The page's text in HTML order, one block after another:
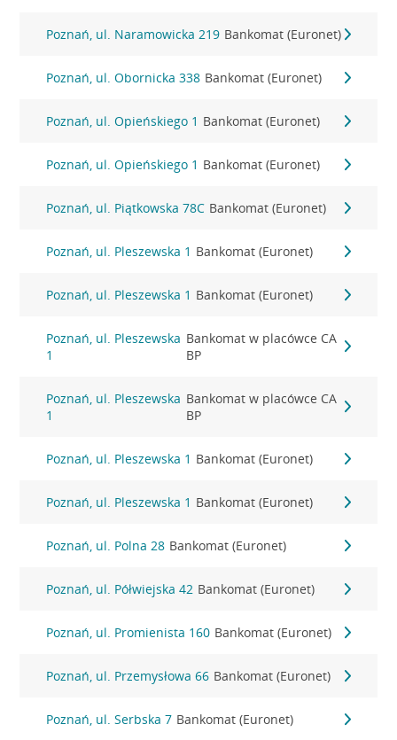
Poznań, ul. Naramowicka 219 Bankomat (Euronet)
Poznań, ul. Obornicka 338 Bankomat (Euronet)
Poznań, ul. Opieńskiego 1 Bankomat (Euronet)
Poznań, ul. Opieńskiego 1 Bankomat (Euronet)
Poznań, ul. Piątkowska 78C Bankomat (Euronet)
Poznań, ul. Pleszewska 1 Bankomat (Euronet)
Poznań, ul. Pleszewska 1 Bankomat (Euronet)
Poznań, ul. Pleszewska
1
Bankomat w placówce CA
BP
Poznań, ul. Pleszewska
1
Bankomat w placówce CA
BP
Poznań, ul. Pleszewska 1 Bankomat (Euronet)
Poznań, ul. Pleszewska 1 Bankomat (Euronet)
Poznań, ul. Polna 28 Bankomat (Euronet)
Poznań, ul. Półwiejska 42 Bankomat (Euronet)
Poznań, ul. Promienista 160 Bankomat (Euronet)
Poznań, ul. Przemysłowa 66 Bankomat (Euronet)
Poznań, ul. Serbska 7 Bankomat (Euronet)